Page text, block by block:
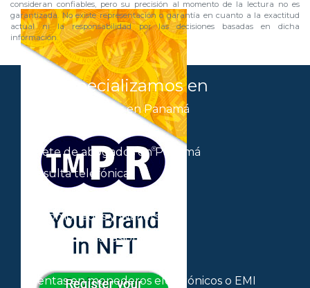
consideran confiables, pero su precisión al momento de la lectura no es
garantizada. No existe representación o garantía en cuanto a la exactitud
actual ni la responsabilidad por las decisiones basadas en dicha
información.
Nos especializamos en
Abogados italianos en Panamá
Bufete de abogados en Panamá
Consulta telefónica
Criptomonedas y Wallets
Cuentas bancarias offshore
Cuentas en monederos electrónicos o EMI